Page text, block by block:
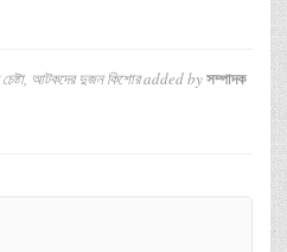
চেষ্টা, আটকদের দুজন কিশোরadded by সম্পাদক